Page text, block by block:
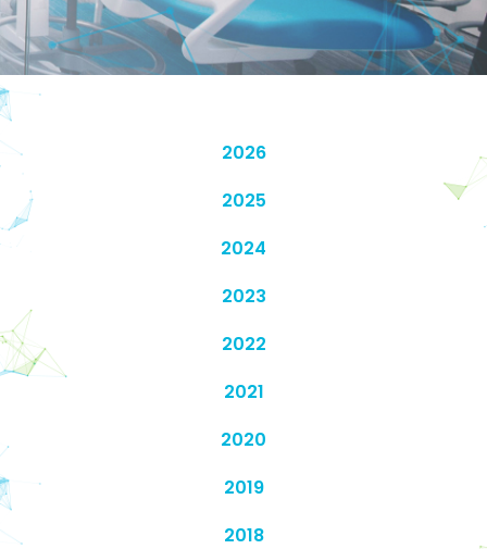
2026
2025
2024
2023
2022
2021
2020
2019
2018